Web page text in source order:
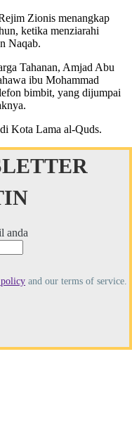
Zionis menangkap
ketika menziarahi
Naqab.
Tahanan, Amjad Abu
ibu Mohammad
bimbit, yang dijumpai
Kota Lama al-Quds.
anda
and our terms of service.